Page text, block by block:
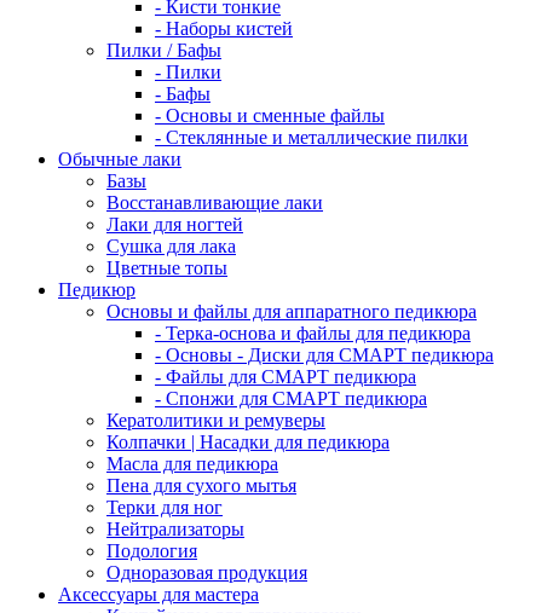
- Кисти тонкие
- Наборы кистей
Пилки / Бафы
- Пилки
- Бафы
- Основы и сменные файлы
- Стеклянные и металлические пилки
Обычные лаки
Базы
Восстанавливающие лаки
Лаки для ногтей
Сушка для лака
Цветные топы
Педикюр
Основы и файлы для аппаратного педикюра
- Терка-основа и файлы для педикюра
- Основы - Диски для СМАРТ педикюра
- Файлы для СМАРТ педикюра
- Спонжи для СМАРТ педикюра
Кератолитики и ремуверы
Колпачки | Насадки для педикюра
Масла для педикюра
Пена для сухого мытья
Терки для ног
Нейтрализаторы
Подология
Одноразовая продукция
Аксессуары для мастера